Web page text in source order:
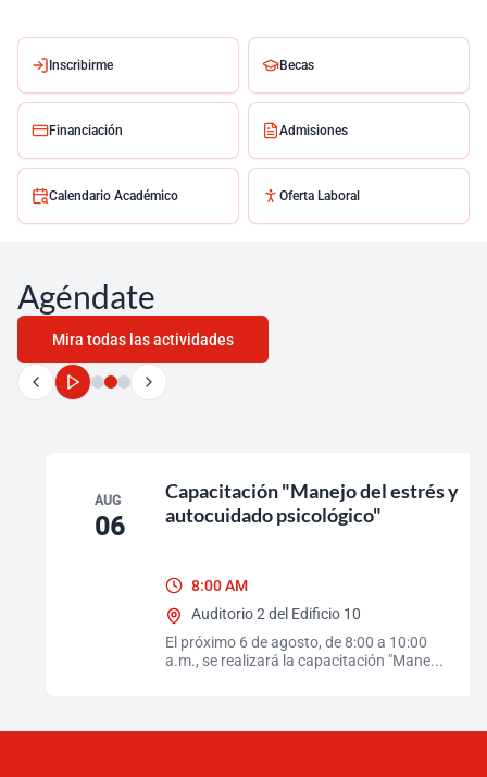
Inscribirme Becas
Financiación Admisiones
Calendario Académico Oferta Laboral
Agéndate
Mira todas las actividades
Pausar
carrusel
AUG
06
Capacitación "Manejo del estrés y
autocuidado psicológico"
8:00 AM
Auditorio 2 del Edificio 10
El próximo 6 de agosto, de 8:00 a 10:00
a.m., se realizará la capacitación "Mane...